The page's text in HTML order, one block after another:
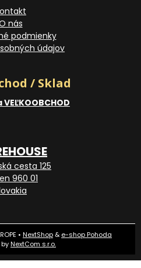
nás
podmienky
údajov
/ Sklad
cesta 125
960 01
• NextShop & e-shop Pohoda
byNextCom s.r.o.